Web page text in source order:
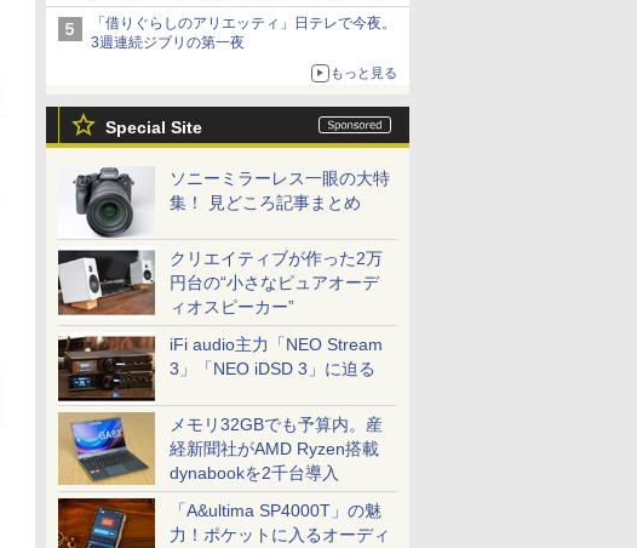
から
「借りぐらしのアリエッティ」日テレで今夜。
3週連続ジブリの第一夜
もっと見る
Special Site
ソニーミラーレス一眼の大特
集！ 見どころ記事まとめ
クリエイティブが作った2万
円台の“小さなピュアオーデ
ィオスピーカー”
iFi audio主力「NEO Stream
3」「NEO iDSD 3」に迫る
メモリ32GBでも予算内。産
経新聞社がAMD Ryzen搭載
dynabookを2千台導入
「A&ultima SP4000T」の魅
力！ポケットに入るオーディ